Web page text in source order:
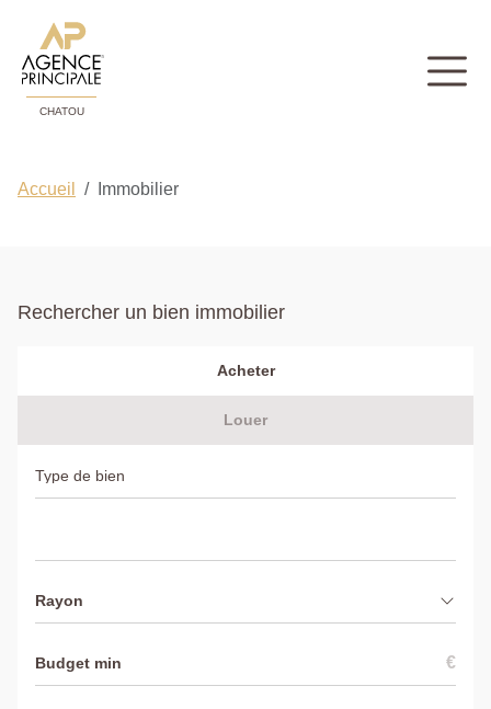
CHATOU
Accueil Immobilier
Rechercher un bien immobilier
Acheter
Louer
Rayon
€